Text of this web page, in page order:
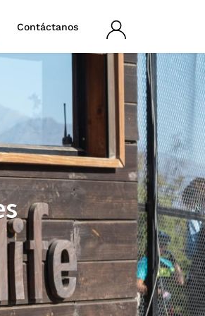
Contáctanos
sesión